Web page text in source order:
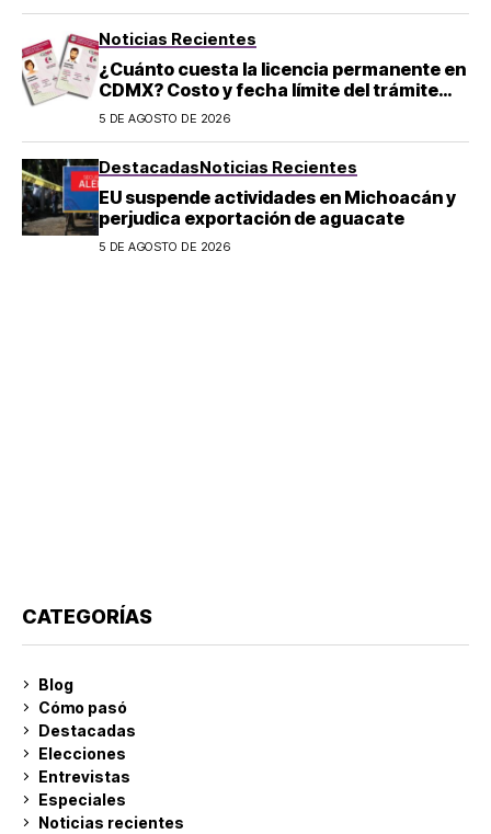
Noticias Recientes
¿Cuánto cuesta la licencia permanente en
CDMX? Costo y fecha límite del trámite
2026
5 DE AGOSTO DE 2026
DestacadasNoticias Recientes
EU suspende actividades en Michoacán y
perjudica exportación de aguacate
5 DE AGOSTO DE 2026
CATEGORÍAS
Blog
Cómo pasó
Destacadas
Elecciones
Entrevistas
Especiales
Noticias recientes